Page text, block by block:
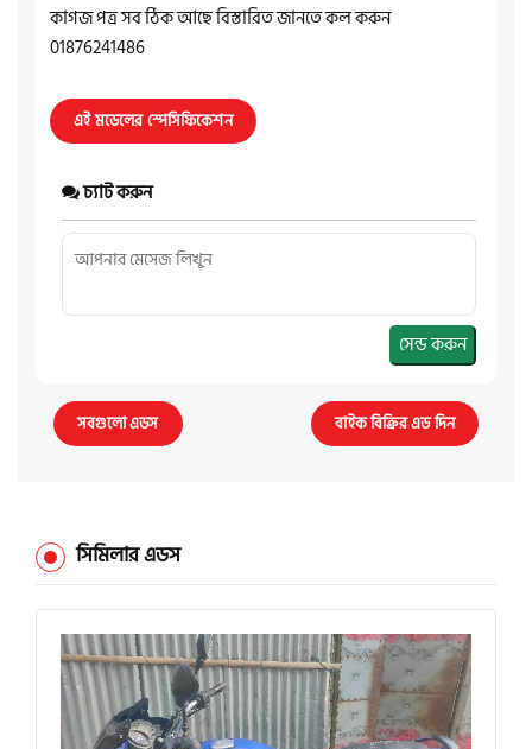
কাগজ পত্র সব ঠিক আছে বিস্তারিত জানতে কল করুন
01876241486
এই মডেলের স্পেসিফিকেশন
চ্যাট করুন
সেন্ড করুন
সবগুলো এডস বাইক বিক্রির এড দিন
সিমিলার এডস